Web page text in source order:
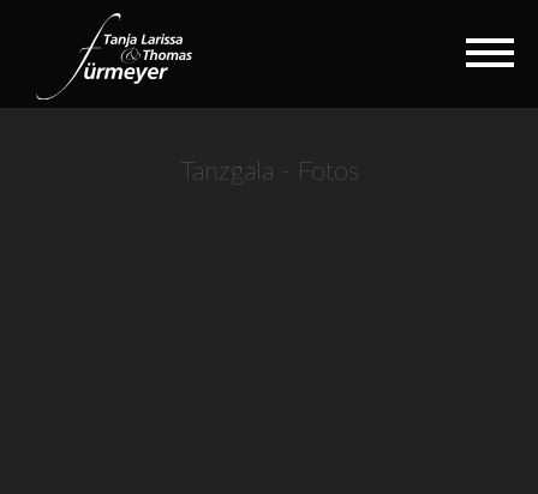
Tanzgala - Fotos